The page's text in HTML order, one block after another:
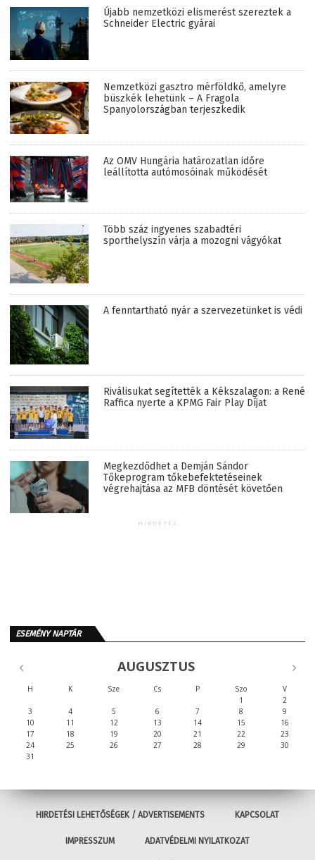
Újabb nemzetközi elismerést szereztek a
Schneider Electric gyárai
Nemzetközi gasztro mérföldkő, amelyre
büszkék lehetünk – A Fragola
Spanyolországban terjeszkedik
Az OMV Hungária határozatlan időre
leállította autómosóinak működését
Több száz ingyenes szabadtéri
sporthelyszín várja a mozogni vágyókat
A fenntartható nyár a szervezetünket is védi
Riválisukat segítették a Kékszalagon: a René
Raffica nyerte a KPMG Fair Play Díjat
Megkezdődhet a Demján Sándor
Tőkeprogram tőkebefektetéseinek
végrehajtása az MFB döntését követően
HIRDETÉS
ESEMÉNY NAPTÁR
AUGUSZTUS
H K Sze Cs P Szo
V
1
2
3
4 5 6 7 8
9
10
11 12 13 14 15
16
17
18 19 20 21 22
23
24
25 26 27 28 29
30
31
HIRDETÉSI LEHETŐSÉGEK / ADVERTISEMENTS KAPCSOLAT
IMPRESSZUM ADATVÉDELMI NYILATKOZAT